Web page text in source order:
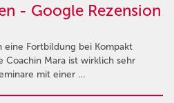
- Google Rezension
eine Fortbildung bei Kompakt
Coachin Mara ist wirklich sehr
mit einer …